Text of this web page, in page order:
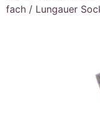
fach / Lungauer